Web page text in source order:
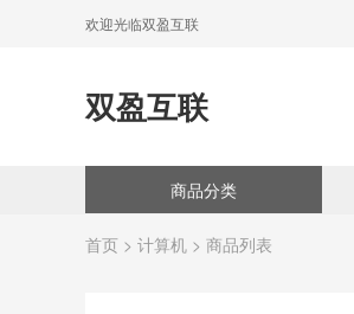
欢迎光临双盈互联
双盈互联
商品分类
首页 > 计算机 > 商品列表